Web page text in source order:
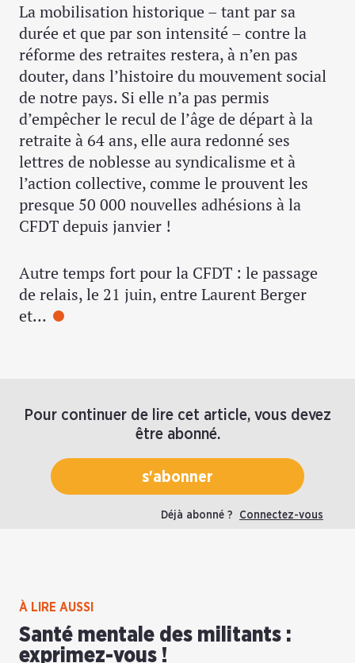
La mobilisation historique – tant par sa
durée et que par son intensité – contre la
réforme des retraites restera, à n’en pas
douter, dans l’histoire du mouvement social
de notre pays. Si elle n’a pas permis
d’empêcher le recul de l’âge de départ à la
retraite à 64 ans, elle aura redonné ses
lettres de noblesse au syndicalisme et à
l’action collective, comme le prouvent les
presque 50 000 nouvelles adhésions à la
CFDT depuis janvier !
Autre temps fort pour la CFDT : le passage
de relais, le 21 juin, entre Laurent Berger
et…
Pour continuer de lire cet article, vous devez
être abonné.
s'abonner
Déjà abonné ? Connectez-vous
À LIRE AUSSI
Santé mentale des militants :
exprimez-vous !